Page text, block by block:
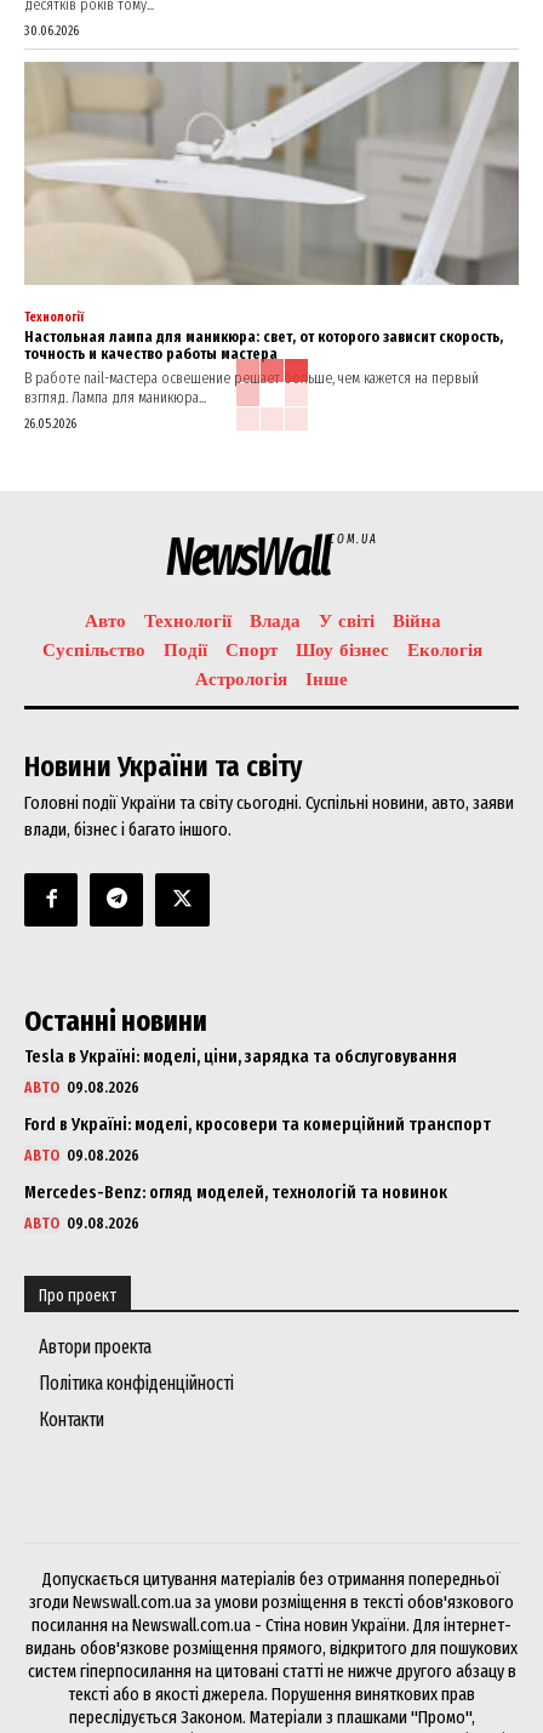
десятків років тому...
30.06.2026
Технології
Настольная лампа для маникюра: свет, от которого зависит скорость,
точность и качество работы мастера
В работе nail-мастера освещение решает больше, чем кажется на первый
взгляд. Лампа для маникюра...
26.05.2026
NewsWallCOM.UA
Авто Технології Влада У світі
Війна
Суспільство
Події Спорт Шоу бізнес
Екологія
Астрологія
Інше
Новини України та світу
Головні події України та світу сьогодні. Суспільні новини, авто, заяви
влади, бізнес і багато іншого.
Останні новини
Tesla в Україні: моделі, ціни, зарядка та обслуговування
АВТО 09.08.2026
Ford в Україні: моделі, кросовери та комерційний транспорт
АВТО 09.08.2026
Mercedes-Benz: огляд моделей, технологій та новинок
АВТО 09.08.2026
Про проект
Автори проекта
Політика конфіденційності
Контакти
Допускається цитування матеріалів без отримання попередньої
згоди Newswall.com.ua за умови розміщення в тексті обов'язкового
посилання на Newswall.com.ua - Стіна новин України. Для інтернет-
видань обов'язкове розміщення прямого, відкритого для пошукових
систем гіперпосилання на цитовані статті не нижче другого абзацу в
тексті або в якості джерела. Порушення виняткових прав
переслідується Законом. Матеріали з плашками "Промо",